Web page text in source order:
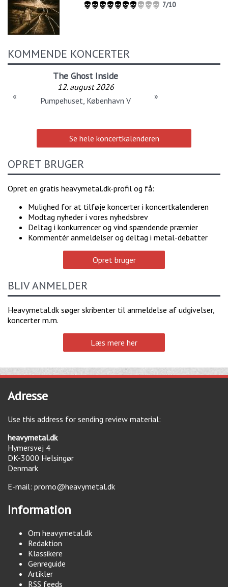
7/10
KOMMENDE KONCERTER
The Ghost Inside
12. august 2026
Pumpehuset, København V
« »
Se hele koncertkalenderen
OPRET BRUGER
Opret en gratis heavymetal.dk-profil og få:
Mulighed for at tilføje koncerter i koncertkalenderen
Modtag nyheder i vores nyhedsbrev
Deltag i konkurrencer og vind spændende præmier
Kommentér anmeldelser og deltag i metal-debatter
Opret bruger
BLIV ANMELDER
Heavymetal.dk søger skribenter til anmeldelse af udgivelser,
koncerter m.m.
Læs mere her
Adresse
Use this address for sending review material:
heavymetal.dk
Hymersvej 4
DK-3000 Helsingør
Denmark
E-mail: promo@heavymetal.dk
Information
Om heavymetal.dk
Redaktion
Klassikere
Genreguide
Artikler
RSS feeds